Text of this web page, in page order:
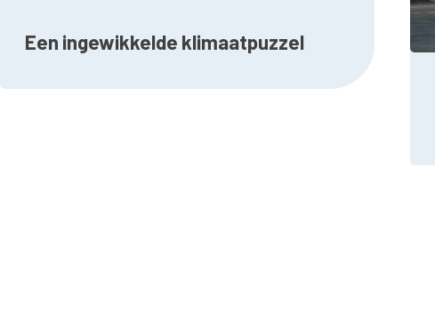
Een ingewikkelde klimaatpuzzel